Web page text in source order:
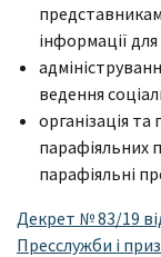
інформації для
ведення
організація
парафіяльних
парафіяльні
Декрет № 83/19
Пресслужби і